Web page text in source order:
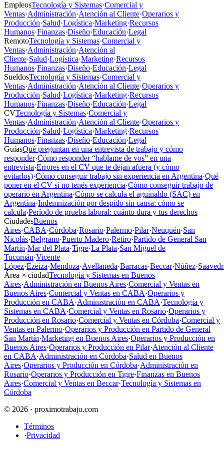
EmpleosTecnología y Sistemas·Comercial y
Ventas·Administración·Atención al Cliente·Operarios y
Producción·Salud·Logística·Marketing·Recursos
Humanos·Finanzas·Diseño·Educación·Legal
RemotoTecnología y Sistemas·Comercial y
Ventas·Administración·Atención al
Cliente·Salud·Logística·Marketing·Recursos
Humanos·Finanzas·Diseño·Educación·Legal
SueldosTecnología y Sistemas·Comercial y
Ventas·Administración·Atención al Cliente·Operarios y
Producción·Salud·Logística·Marketing·Recursos
Humanos·Finanzas·Diseño·Educación·Legal
CVTecnología y Sistemas·Comercial y
Ventas·Administración·Atención al Cliente·Operarios y
Producción·Salud·Logística·Marketing·Recursos
Humanos·Finanzas·Diseño·Educación·Legal
GuíasQué preguntan en una entrevista de trabajo y cómo
responder·Cómo responder “hablame de vos” en una
entrevista·Errores en el CV que te dejan afuera (y cómo
evitarlos)·Cómo conseguir trabajo sin experiencia en Argentina·Qué
poner en el CV si no tenés experiencia·Cómo conseguir trabajo de
operario en Argentina·Cómo se calcula el aguinaldo (SAC) en
Argentina·Indemnización por despido sin causa: cómo se
calcula·Período de prueba laboral: cuánto dura y tus derechos
CiudadesBuenos
Aires·CABA·Córdoba·Rosario·Palermo·Pilar·Neuquén·San
Nicolás·Belgrano·Puerto Madero·Retiro·Partido de General San
Martín·Mar del Plata·Tigre·La Plata·San Miguel de
Tucumán·Vicente
López·Ezeiza·Mendoza·Avellaneda·Barracas·Beccar·Núñez·
Área × ciudadTecnología y Sistemas en Buenos
Aires·Administración en Buenos Aires·Comercial y Ventas en
Buenos Aires·Comercial y Ventas en CABA·Operarios y
Producción en CABA·Administración en CABA·Tecnología y
Sistemas en CABA·Comercial y Ventas en Rosario·Operarios y
Producción en Rosario·Comercial y Ventas en Córdoba·Comercial y
Ventas en Palermo·Operarios y Producción en Partido de General
San Martín·Marketing en Buenos Aires·Operarios y Producción en
Buenos Aires·Operarios y Producción en Pilar·Atención al Cliente
en CABA·Administración en Córdoba·Salud en Buenos
Aires·Operarios y Producción en Córdoba·Administración en
Rosario·Operarios y Producción en Tigre·Finanzas en Buenos
Aires·Comercial y Ventas en Beccar·Tecnología y Sistemas en
Córdoba
© 2026 · proximotrabajo.com
Términos
·Privacidad